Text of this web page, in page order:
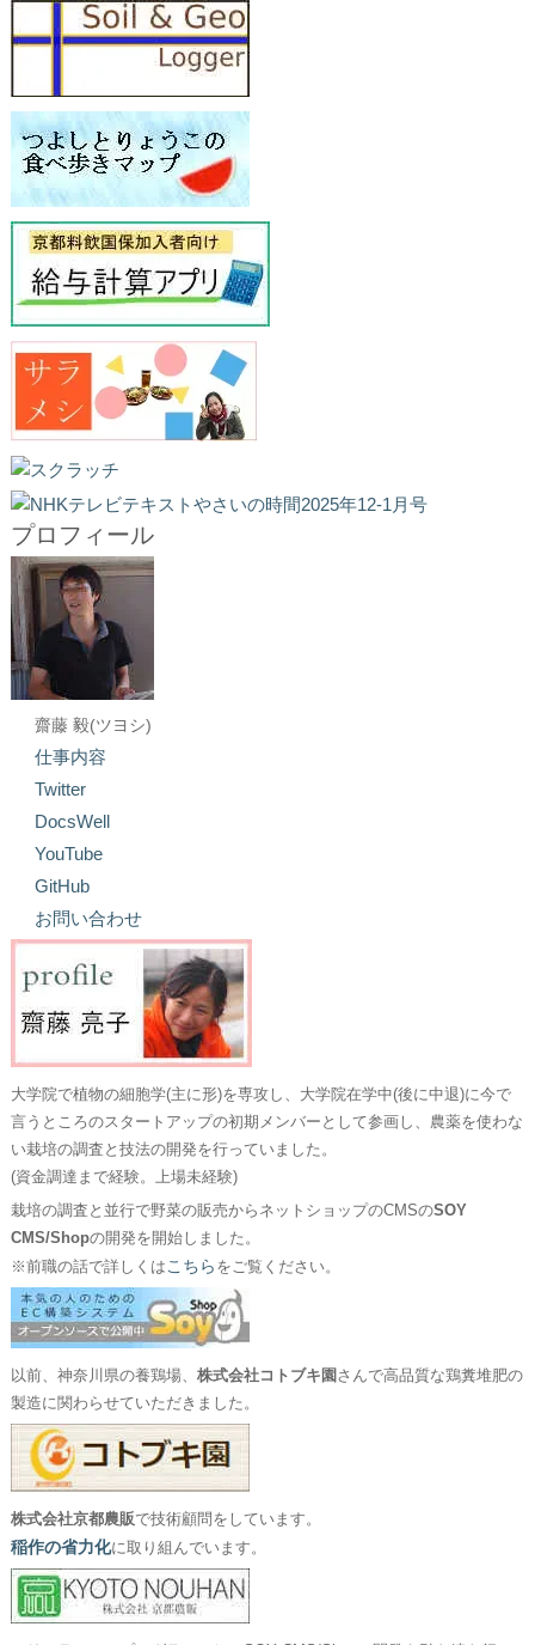
プロフィール
齋藤 毅(ツヨシ)
仕事内容
Twitter
DocsWell
YouTube
GitHub
お問い合わせ
大学院で植物の細胞学(主に形)を専攻し、大学院在学中(後に中退)に今で
言うところのスタートアップの初期メンバーとして参画し、農薬を使わな
い栽培の調査と技法の開発を行っていました。
(資金調達まで経験。上場未経験)
栽培の調査と並行で野菜の販売からネットショップのCMSのSOY
CMS/Shopの開発を開始しました。
※前職の話で詳しくは こちら をご覧ください。
以前、神奈川県の養鶏場、 株式会社コトブキ園 さんで高品質な鶏糞堆肥の
製造に関わらせていただきました。
株式会社京都農販で技術顧問をしています。
稲作の省力化に取り組んでいます。